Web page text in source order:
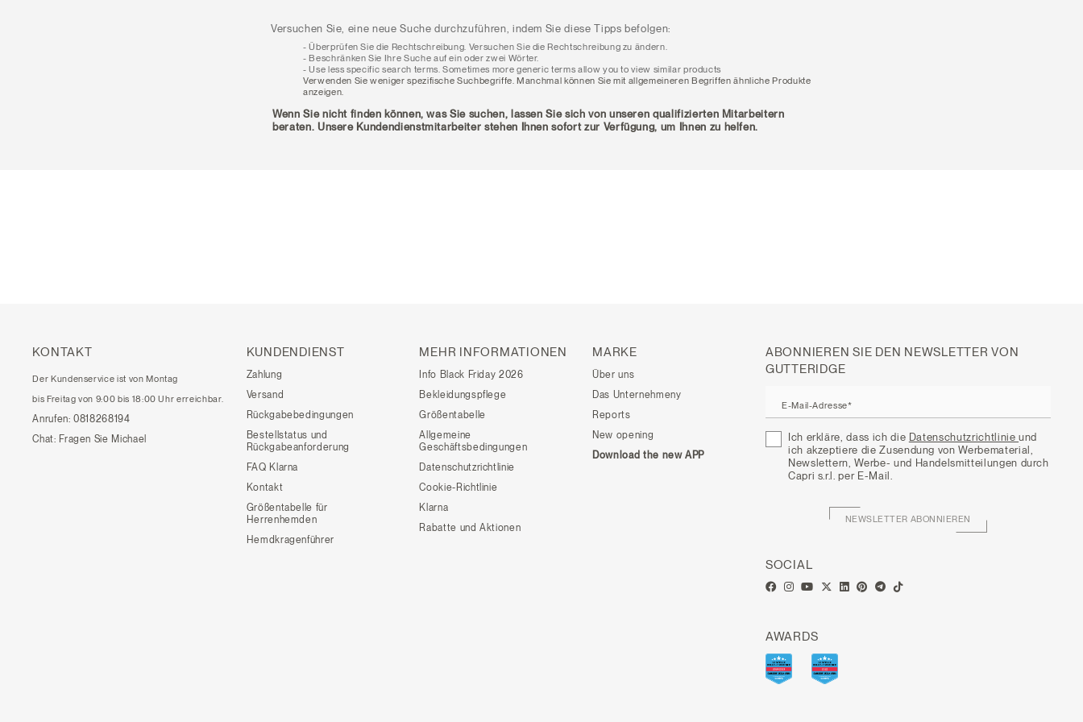
Versuchen Sie, eine neue Suche durchzuführen, indem Sie diese Tipps befolgen:
Überprüfen Sie die Rechtschreibung. Versuchen Sie die Rechtschreibung zu ändern.
Beschränken Sie Ihre Suche auf ein oder zwei Wörter.
Use less specific search terms. Sometimes more generic terms allow you to view similar products
Verwenden Sie weniger spezifische Suchbegriffe. Manchmal können Sie mit allgemeineren Begriffen ähnliche Produkte
anzeigen.
Wenn Sie nicht finden können, was Sie suchen, lassen Sie sich von unseren qualifizierten Mitarbeitern
beraten. Unsere Kundendienstmitarbeiter stehen Ihnen sofort zur Verfügung, um Ihnen zu helfen.
KONTAKT
Der Kundenservice ist von Montag
bis Freitag von 9:00 bis 18:00 Uhr erreichbar.
Anrufen: 0818268194
Chat: Fragen Sie Michael
KUNDENDIENST
Zahlung
Versand
Rückgabebedingungen
Bestellstatus und
Rückgabeanforderung
FAQ Klarna
Kontakt
Größentabelle für
Herrenhemden
Hemdkragenführer
MEHR INFORMATIONEN
Info Black Friday 2026
Bekleidungspflege
Größentabelle
Allgemeine
Geschäftsbedingungen
Datenschutzrichtlinie
Cookie-Richtlinie
Klarna
Rabatte und Aktionen
MARKE
Über uns
Das Unternehmeny
Reports
New opening
Download the new APP
ABONNIEREN SIE DEN NEWSLETTER VON
GUTTERIDGE
E-Mail-Adresse*
Ich erkläre, dass ich die Datenschutzrichtlinieund
ich akzeptiere die Zusendung von Werbematerial,
Newslettern, Werbe- und Handelsmitteilungen durch
Capri s.r.l. per E-Mail.
NEWSLETTER ABONNIEREN
SOCIAL
AWARDS